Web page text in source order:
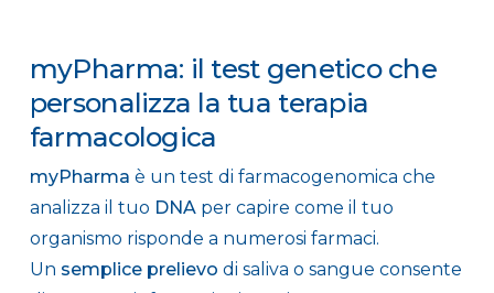
myPharma: il test genetico che
personalizza la tua terapia
farmacologica
myPharma è un test di farmacogenomica che
analizza il tuo DNAper capire come il tuo
organismo risponde a numerosi farmaci.
Un semplice prelievo di saliva o sangue consente